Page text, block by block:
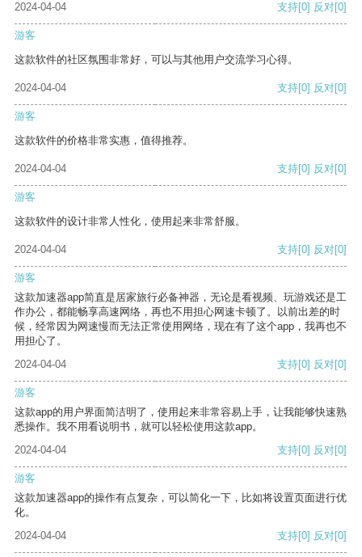
2024-04-04
支持[0] 反对[0]
游客
这款软件的社区氛围非常好，可以与其他用户交流学习心得。
2024-04-04 支持[0] 反对[0]
游客
这款软件的价格非常实惠，值得推荐。
2024-04-04 支持[0] 反对[0]
游客
这款软件的设计非常人性化，使用起来非常舒服。
2024-04-04 支持[0] 反对[0]
游客
这款加速器app简直是居家旅行必备神器，无论是看视频、玩游戏还是工
作办公，都能畅享高速网络，再也不用担心网速卡顿了。以前出差的时
候，经常因为网速慢而无法正常使用网络，现在有了这个app，我再也不
用担心了。
2024-04-04
支持[0] 反对[0]
游客
这款app的用户界面简洁明了，使用起来非常容易上手，让我能够快速熟
悉操作。我不用看说明书，就可以轻松使用这款app。
2024-04-04
支持[0] 反对[0]
游客
这款加速器app的操作有点复杂，可以简化一下，比如将设置页面进行优
化。
2024-04-04
支持[0] 反对[0]